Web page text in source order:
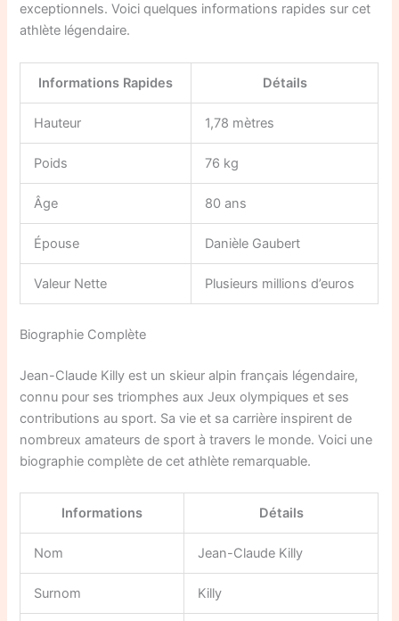
exceptionnels. Voici quelques informations rapides sur cet
athlète légendaire.
Informations Rapides Détails
Hauteur 1,78 mètres
Poids 76 kg
Âge 80 ans
Épouse Danièle Gaubert
Valeur Nette Plusieurs millions d’euros
Biographie Complète
Jean-Claude Killy est un skieur alpin français légendaire,
connu pour ses triomphes aux Jeux olympiques et ses
contributions au sport. Sa vie et sa carrière inspirent de
nombreux amateurs de sport à travers le monde. Voici une
biographie complète de cet athlète remarquable.
Informations Détails
Nom Jean-Claude Killy
Surnom Killy